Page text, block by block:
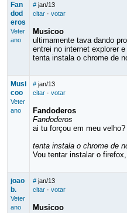
Fan
dod
eros
Veter
ano
# jan/13
citar· votar
Musicoo
ultimamente tava dando
entrei no internet explorer
tenta instala o chrome de
Musi
coo
Veter
ano
# jan/13
citar· votar
Fandoderos
Fandoderos
ai tu forçou em meu velho?
tenta instala o chrome de
Vou tentar instalar o
joao
b.
Veter
ano
# jan/13
citar· votar
Musicoo